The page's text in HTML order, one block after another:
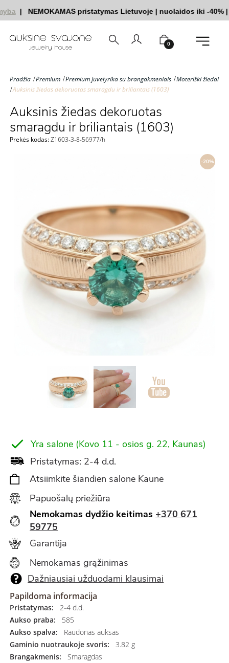
| NEMOKAMAS pristatymas Lietuvoje| nuolaidos iki -40%| |
0
Pradžia Premium Premium juvelyrika su brangakmeniais
Moteriški žiedai
Auksinis žiedas dekoruotas smaragdu ir briliantais (1603)
Auksinis žiedas dekoruotas
smaragdu ir briliantais (1603)
Prekės kodas:Z1603-3-8-56977/h
-20%
Yra salone (Kovo 11 - osios g. 22, Kaunas)
Pristatymas: 2-4 d.d.
Atsiimkite šiandien salone Kaune
Papuošalų priežiūra
Nemokamas dydžio keitimas +370 671
59775
Garantija
Nemokamas grąžinimas
Dažniausiai užduodami klausimai
Papildoma informacija
Pristatymas:
2-4 d.d.
Aukso praba:
585
Aukso spalva:
Raudonas auksas
Gaminio nuotraukoje svoris:
3.82 g
Brangakmenis:
Smaragdas